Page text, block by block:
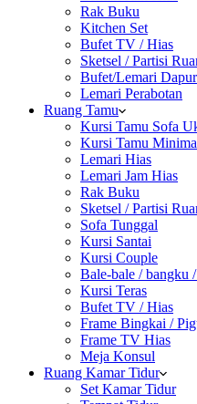
Rak Buku
Kitchen Set
Bufet TV / Hias
Sketsel / Partisi
Bufet/Lemari Dapur
Lemari Perabotan
Ruang Tamu
Kursi Tamu Sofa
Kursi Tamu
Lemari Hias
Lemari Jam Hias
Rak Buku
Sketsel / Partisi
Sofa Tunggal
Kursi Santai
Kursi Couple
Bale-bale / bangku
Kursi Teras
Bufet TV / Hias
Frame Bingkai /
Frame TV Hias
Meja Konsul
Ruang Kamar Tidur
Set Kamar Tidur